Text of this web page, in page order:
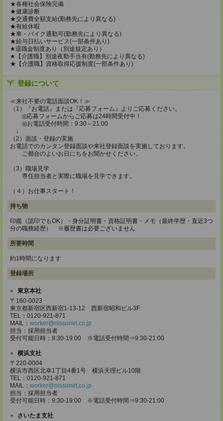
★各種社会保険完備
★健康診断
★交通費全額支給(勤務先により異なる)
★有給休暇
★車・バイク通勤可(勤務先により異なる)
★給与日払いサービス(一部条件あり)
★退職金制度あり（別途規定あり）
★【介護職】別途夜勤手当有(勤務先により異なる)
★【介護職】資格取得応援制度(一部条件あり)
登録について
≪来社不要の電話面談OK！≫
（1）『お電話』または『応募フォーム』よりご応募ください。
◎応募フォームからご応募は24時間受付中！
◎お電話受付時間：9:30～21:00
↓
（2）面談・登録の実施
お電話でのカンタン登録面談や来社登録面談を実施しております。
ご都合のよいお日にちをお聞かせください。
（3）職場見学
専任担当者と実際に職場を見学できます。
（４）お仕事スタート！
持ち物
印鑑（認印でもOK）・身分証明書・資格証明書・メモ（最終学歴・直近3つ
分の職務経歴） ※履歴書は必要ございません
所要時間
約1時間になります
登録場所
東京本社
〒160-0023
東京都新宿区西新宿1-13-12 西新宿昭和ビル3F
TEL：0120-921-871
MAIL： worker@nissonet.co.jp
担当：採用担当者
受付可能日時：9:30-19:00 ※電話受付時間⇒9:30-21:00
横浜支社
〒220-0004
横浜市西区北幸1丁目4番1号 横浜天理ビル10階
TEL：0120-921-871
MAIL： worker@nissonet.co.jp
担当：採用担当者
受付可能日時：9:30-19:00 ※電話受付時間⇒9:30-21:00
さいたま支社